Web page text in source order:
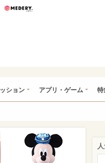
うまい肉
ション アプリ・ゲーム 特